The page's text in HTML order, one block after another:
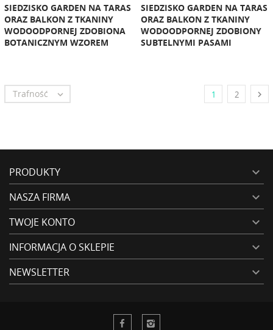
SIEDZISKO GARDEN NA TARAS
ORAZ BALKON Z TKANINY
WODOODPORNEJ ZDOBIONA
BOTANICZNYM WZOREM
SIEDZISKO GARDEN NA TARAS
ORAZ BALKON Z TKANINY
WODOODPORNEJ ZDOBIONY
SUBTELNYMI PASAMI
Trafność  1 2 
PRODUKTY 
NASZA FIRMA 
TWOJE KONTO 
INFORMACJA O SKLEPIE 
NEWSLETTER 